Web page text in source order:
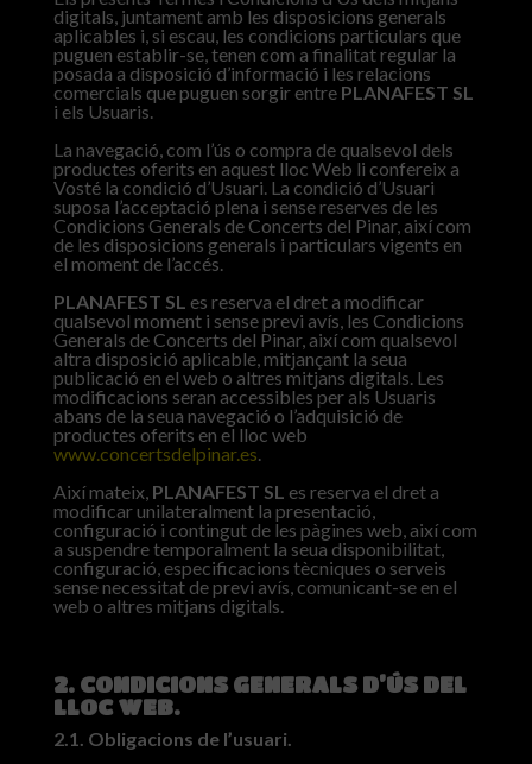
digitals, juntament amb les disposicions generals
aplicables i, si escau, les condicions particulars que
puguen establir-se, tenen com a finalitat regular la
posada a disposició d’informació i les relacions
comercials que puguen sorgir entre PLANAFEST SL
i els Usuaris.
La navegació, com l’ús o compra de qualsevol dels
productes oferits en aquest lloc Web li confereix a
Vosté la condició d’Usuari. La condició d’Usuari
suposa l’acceptació plena i sense reserves de les
Condicions Generals de Concerts del Pinar, així com
de les disposicions generals i particulars vigents en
el moment de l’accés.
PLANAFEST SL es reserva el dret a modificar
qualsevol moment i sense previ avís, les Condicions
Generals de Concerts del Pinar, així com qualsevol
altra disposició aplicable, mitjançant la seua
publicació en el web o altres mitjans digitals. Les
modificacions seran accessibles per als Usuaris
abans de la seua navegació o l’adquisició de
productes oferits en el lloc web
www.concertsdelpinar.es.
Així mateix, PLANAFEST SL es reserva el dret a
modificar unilateralment la presentació,
configuració i contingut de les pàgines web, així com
a suspendre temporalment la seua disponibilitat,
configuració, especificacions tècniques o serveis
sense necessitat de previ avís, comunicant-se en el
web o altres mitjans digitals.
2. CONDICIONS GENERALS D’ÚS DEL
LLOC WEB.
2.1. Obligacions de l’usuari.